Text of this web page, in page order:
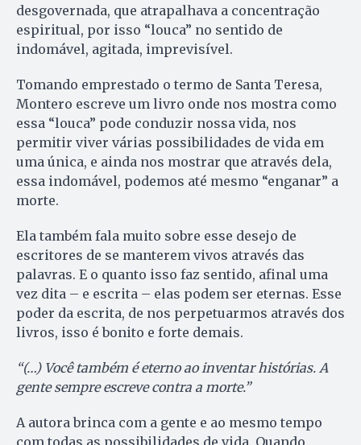
desgovernada, que atrapalhava a concentração
espiritual, por isso “louca” no sentido de
indomável, agitada, imprevisível.
Tomando emprestado o termo de Santa Teresa,
Montero escreve um livro onde nos mostra como
essa “louca” pode conduzir nossa vida, nos
permitir viver várias possibilidades de vida em
uma única, e ainda nos mostrar que através dela,
essa indomável, podemos até mesmo “enganar” a
morte.
Ela também fala muito sobre esse desejo de
escritores de se manterem vivos através das
palavras. E o quanto isso faz sentido, afinal uma
vez dita – e escrita – elas podem ser eternas. Esse
poder da escrita, de nos perpetuarmos através dos
livros, isso é bonito e forte demais.
“(…) Você também é eterno ao inventar histórias. A
gente sempre escreve contra a morte.”
A autora brinca com a gente e ao mesmo tempo
com todas as possibilidades de vida. Quando